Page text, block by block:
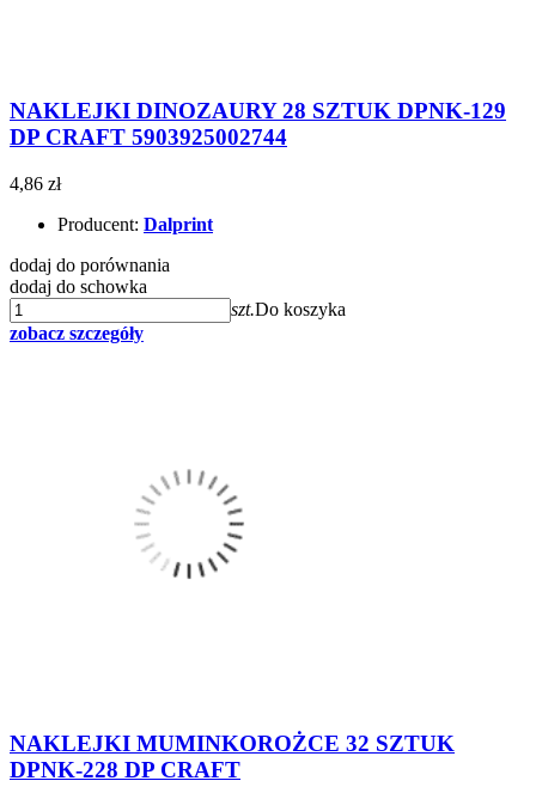
NAKLEJKI DINOZAURY 28 SZTUK DPNK-129
DP CRAFT 5903925002744
4,86 zł
Producent: Dalprint
dodaj do porównania
dodaj do schowka
szt.Do koszyka
zobacz szczegóły
NAKLEJKI MUMINKOROŻCE 32 SZTUK
DPNK-228 DP CRAFT